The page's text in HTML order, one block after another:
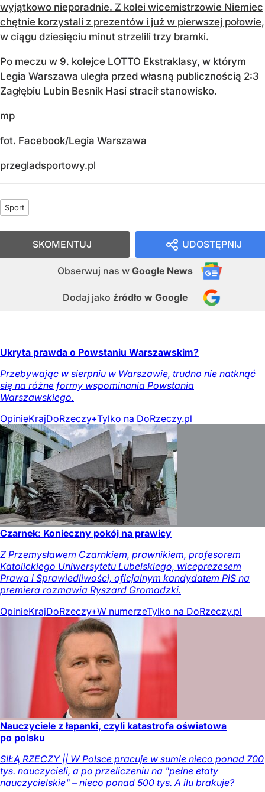
wyjątkowo nieporadnie. Z kolei wicemistrzowie Niemiec
chętnie korzystali z prezentów i już w pierwszej połowie,
w ciągu dziesięciu minut strzelili trzy bramki.
Po meczu w 9. kolejce LOTTO Ekstraklasy, w którym
Legia Warszawa uległa przed własną publicznością 2:3
Zagłębiu Lubin Besnik Hasi stracił stanowisko.
mp
fot. Facebook/Legia Warszawa
przegladsportowy.pl
Sport
UDOSTĘPNIJ
Obserwuj nas w Google News
Dodaj jako źródło w Google
SKOMENTUJ
Ukryta prawda o Powstaniu Warszawskim?
Przebywając w sierpniu w Warszawie, trudno nie natknąć
się na różne formy wspominania Powstania
Warszawskiego.
OpinieKrajDoRzeczy+Tylko na DoRzeczy.pl
Czarnek: Konieczny pokój na prawicy
Z Przemysławem Czarnkiem, prawnikiem, profesorem
Katolickiego Uniwersytetu Lubelskiego, wiceprezesem
Prawa i Sprawiedliwości, oficjalnym kandydatem PiS na
premiera rozmawia Ryszard Gromadzki.
OpinieKrajDoRzeczy+W numerzeTylko na DoRzeczy.pl
Nauczyciele z łapanki, czyli katastrofa oświatowa
po polsku
SIŁĄ RZECZY || W Polsce pracuje w sumie nieco ponad 700
tys. nauczycieli, a po przeliczeniu na "pełne etaty
nauczycielskie" – nieco ponad 500 tys. A ilu brakuje?